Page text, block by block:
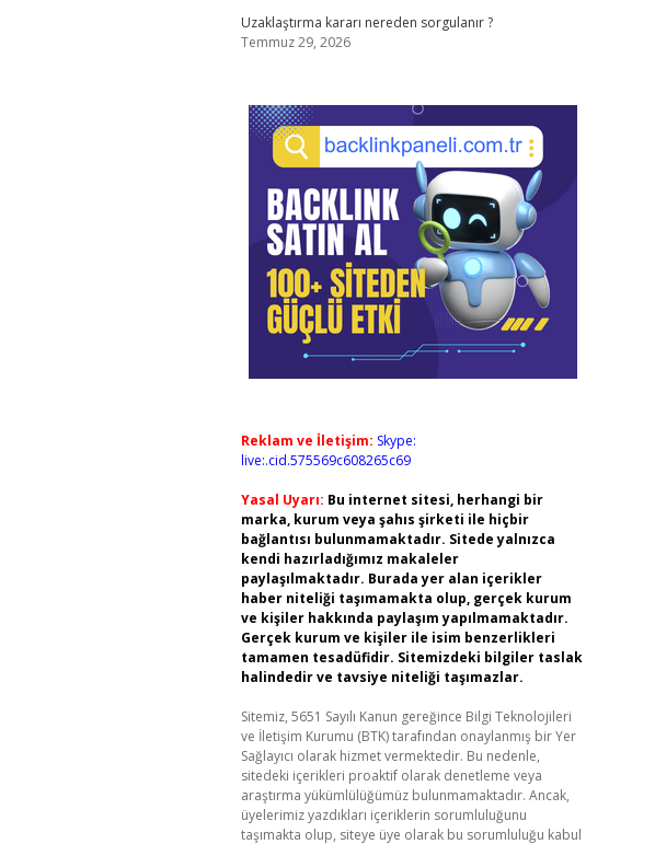
Uzaklaştırma kararı nereden sorgulanır ?
Temmuz 29, 2026
Reklam ve İletişim: Skype:
live:.cid.575569c608265c69
Yasal Uyarı: Bu internet sitesi, herhangi bir
marka, kurum veya şahıs şirketi ile hiçbir
bağlantısı bulunmamaktadır. Sitede yalnızca
kendi hazırladığımız makaleler
paylaşılmaktadır. Burada yer alan içerikler
haber niteliği taşımamakta olup, gerçek kurum
ve kişiler hakkında paylaşım yapılmamaktadır.
Gerçek kurum ve kişiler ile isim benzerlikleri
tamamen tesadüfidir. Sitemizdeki bilgiler taslak
halindedir ve tavsiye niteliği taşımazlar.
Sitemiz, 5651 Sayılı Kanun gereğince Bilgi Teknolojileri
ve İletişim Kurumu (BTK) tarafından onaylanmış bir Yer
Sağlayıcı olarak hizmet vermektedir. Bu nedenle,
sitedeki içerikleri proaktif olarak denetleme veya
araştırma yükümlülüğümüz bulunmamaktadır. Ancak,
üyelerimiz yazdıkları içeriklerin sorumluluğunu
taşımakta olup, siteye üye olarak bu sorumluluğu kabul